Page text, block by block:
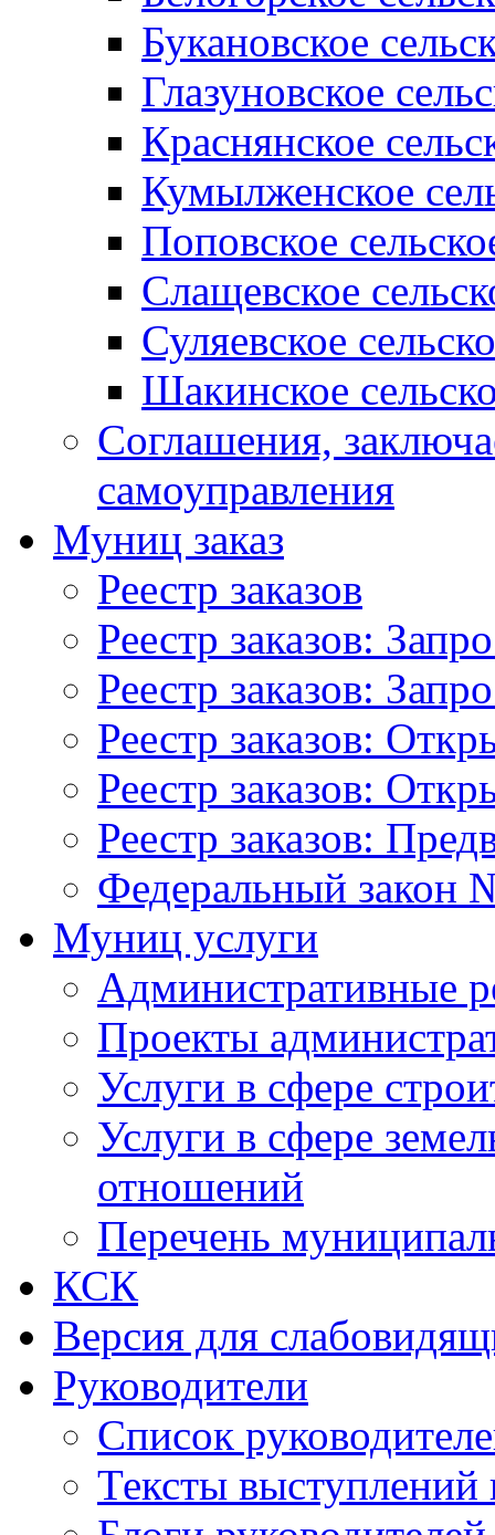
Букановское
Глазуновское
Краснянское
Кумылженское
Поповское
Слащевское
Суляевское
Шакинское
Соглашения,
самоуправления
Муниц заказ
Реестр заказов
Реестр заказов:
Реестр заказов:
Реестр заказов:
Реестр заказов:
Реестр заказов:
Федеральный закон
Муниц услуги
Административные
Проекты
Услуги в сфере
Услуги в сфере
отношений
Перечень
КСК
Версия для
Руководители
Список
Тексты выступлений